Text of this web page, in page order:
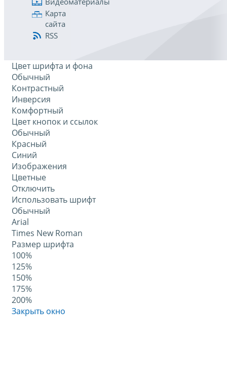
Карта
сайта
RSS
Цвет шрифта и фона
Обычный
Контрастный
Инверсия
Комфортный
Цвет кнопок и ссылок
Обычный
Красный
Синий
Изображения
Цветные
Отключить
Использовать шрифт
Обычный
Arial
Times New Roman
Размер шрифта
100%
125%
150%
175%
200%
Закрыть окно